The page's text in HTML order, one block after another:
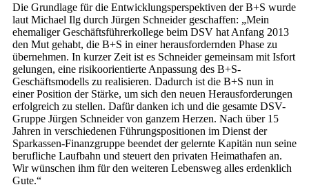
Die Grundlage für die Entwicklungsperspektiven der B+S wurde
laut Michael Ilg durch Jürgen Schneider geschaffen: „Mein
ehemaliger Geschäftsführerkollege beim DSV hat Anfang 2013
den Mut gehabt, die B+S in einer herausfordernden Phase zu
übernehmen. In kurzer Zeit ist es Schneider gemeinsam mit Isfort
gelungen, eine risikoorientierte Anpassung des B+S-
Geschäftsmodells zu realisieren. Dadurch ist die B+S nun in
einer Position der Stärke, um sich den neuen Herausforderungen
erfolgreich zu stellen. Dafür danken ich und die gesamte DSV-
Gruppe Jürgen Schneider von ganzem Herzen. Nach über 15
Jahren in verschiedenen Führungspositionen im Dienst der
Sparkassen-Finanzgruppe beendet der gelernte Kapitän nun seine
berufliche Laufbahn und steuert den privaten Heimathafen an.
Wir wünschen ihm für den weiteren Lebensweg alles erdenklich
Gute.“